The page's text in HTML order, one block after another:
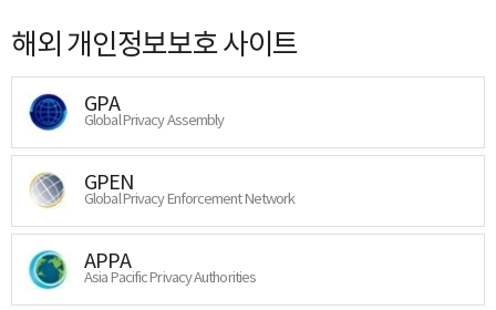
해외 개인정보보호 사이트
GPA
Global Privacy Assembly
GPEN
Global Privacy Enforcement Network
APPA
Asia Pacific Privacy Authorities